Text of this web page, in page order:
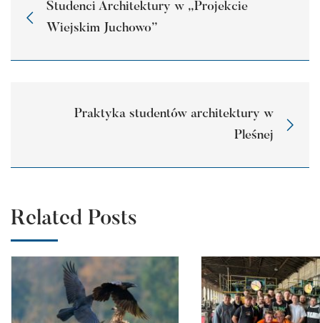
Studenci Architektury w „Projekcie
Wiejskim Juchowo”
Praktyka studentów architektury w
Pleśnej
Related Posts